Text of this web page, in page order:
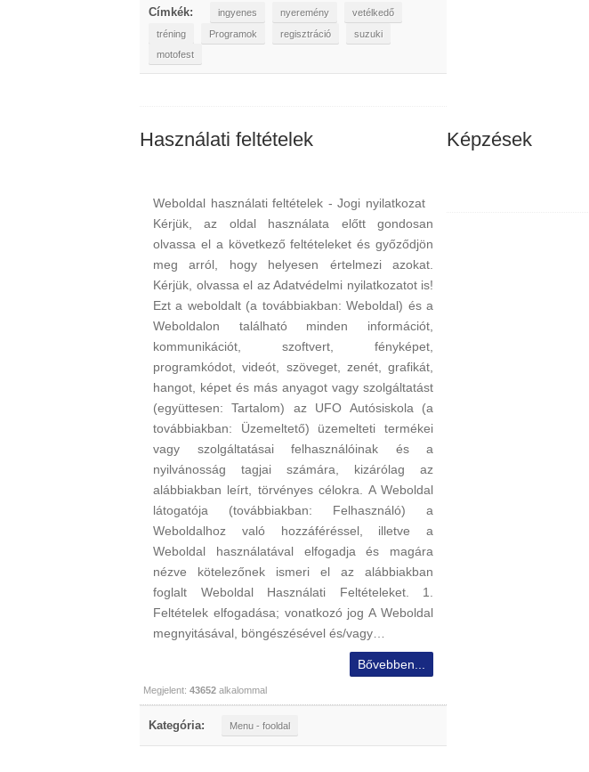
Címkék: ingyenes nyeremény
vetélkedő
tréning
Programok regisztráció
suzuki
motofest
Használati feltételek
Weboldal használati feltételek - Jogi nyilatkozat
Kérjük, az oldal használata előtt gondosan
olvassa el a következő feltételeket és győződjön
meg arról, hogy helyesen értelmezi azokat.
Kérjük, olvassa el az Adatvédelmi nyilatkozatot is!
Ezt a weboldalt (a továbbiakban: Weboldal) és a
Weboldalon található minden információt,
kommunikációt, szoftvert, fényképet,
programkódot, videót, szöveget, zenét, grafikát,
hangot, képet és más anyagot vagy szolgáltatást
(együttesen: Tartalom) az UFO Autósiskola (a
továbbiakban: Üzemeltető) üzemelteti termékei
vagy szolgáltatásai felhasználóinak és a
nyilvánosság tagjai számára, kizárólag az
alábbiakban leírt, törvényes célokra. A Weboldal
látogatója (továbbiakban: Felhasználó) a
Weboldalhoz való hozzáféréssel, illetve a
Weboldal használatával elfogadja és magára
nézve kötelezőnek ismeri el az alábbiakban
foglalt Weboldal Használati Feltételeket. 1.
Feltételek elfogadása; vonatkozó jog A Weboldal
megnyitásával, böngészésével és/vagy…
Bővebben...
Megjelent: 43652 alkalommal
Kategória: Menu - fooldal
Képzések